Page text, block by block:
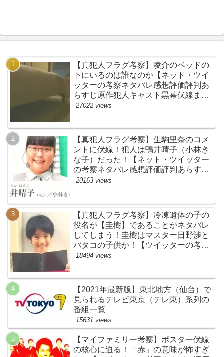
【真犯人フラグ考察】凌介のベッドの
下にいるのは誰なのか【ネット・ツイ
ッターの考察ネタバレ感想評価評判あ
らすじ原作犯人キャスト黒幕伏線まと
め】
27022 views
【真犯人フラグ考察】生駒里奈のコメ
ントに伏線！犯人は鴨井晴子（小林き
な子）だった！【ネット・ツイッター
の考察ネタバレ感想評価評判あらすじ
原作犯人キャスト黒幕伏線まとめ・鴨
20163 views
【真犯人フラグ考察】冷凍遺体の子の
役名が【圭樹】であることがネタバレ
してしまう！圭樹はマスター日野渉と
バタコの子供か！【ツイッターの考察
ネタバレ感想評価評判あらすじ原作犯
18494 views
【2021年最新版】東北地方（仙台）で
見られるテレビ東京（テレ東）系列の
番組一覧
15631 views
【マイファミリー考察】ポスター伏線
の核心に迫る！「赤」の意味が怖すぎ